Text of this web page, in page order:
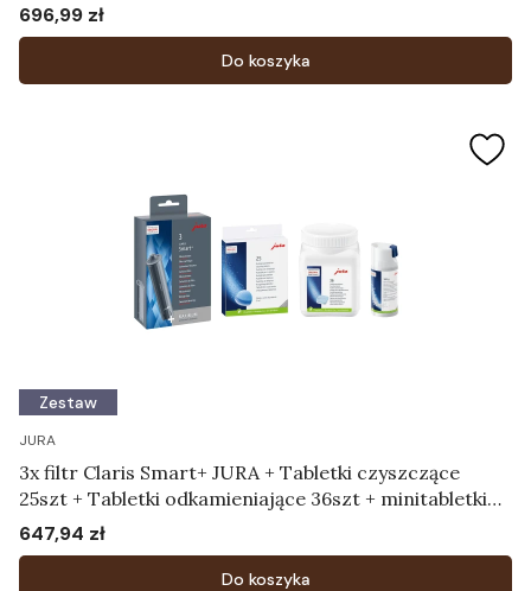
Cena
696,99 zł
Do koszyka
Zestaw
JURA
3x filtr Claris Smart+ JURA + Tabletki czyszczące
25szt + Tabletki odkamieniające 36szt + minitabletki
180g dozownik
Cena
647,94 zł
Do koszyka